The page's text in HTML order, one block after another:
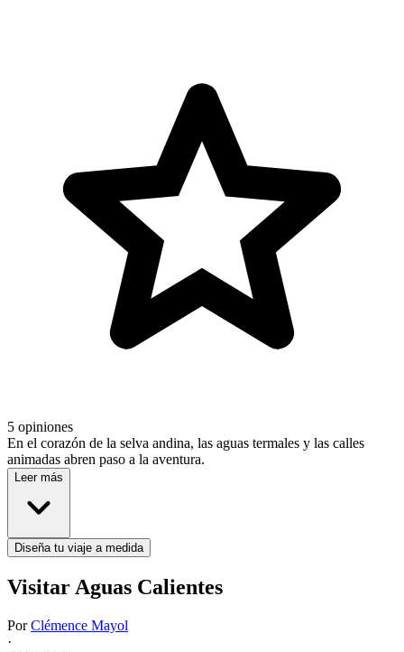
5 opiniones
En el corazón de la selva andina, las aguas termales y las calles
animadas abren paso a la aventura.
Leer más
Diseña tu viaje a medida
Visitar Aguas Calientes
PorClémence Mayol
·